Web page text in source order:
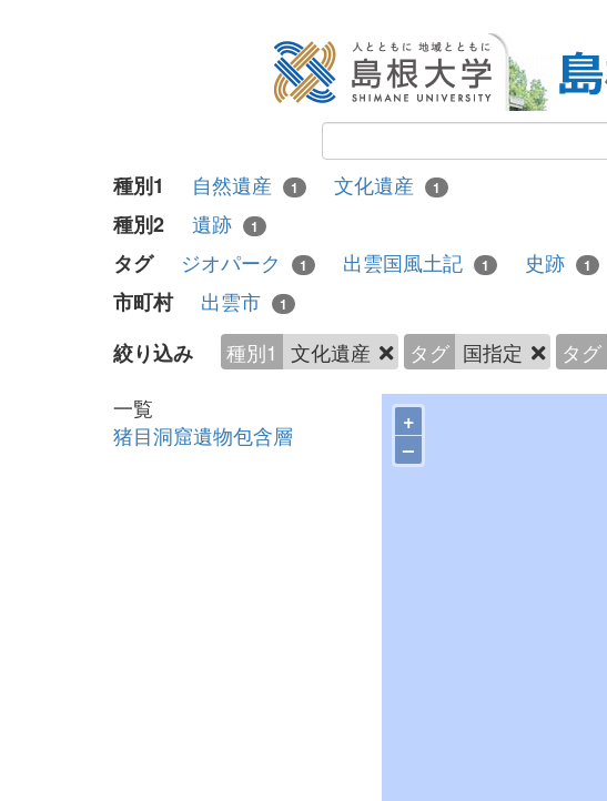
種別1 自然遺産 1 文化遺産 1
種別2 遺跡 1
タグ ジオパーク 1 出雲国風土記 1 史跡 1
市町村 出雲市 1
絞り込み 種別1 文化遺産 タグ 国指定 タグ
一覧
猪目洞窟遺物包含層
+
–